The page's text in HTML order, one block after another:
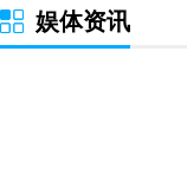
娱体资讯